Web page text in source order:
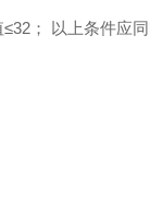
； 以上条件应